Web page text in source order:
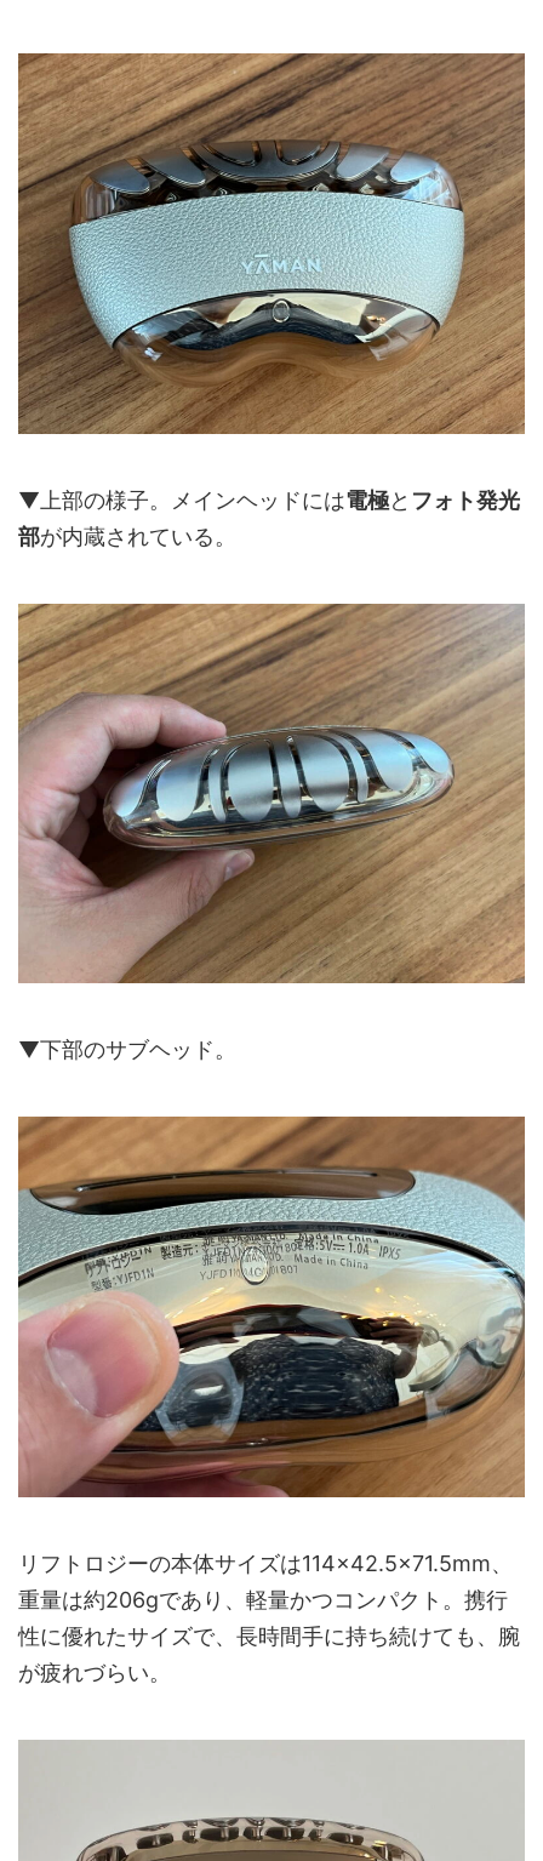
▼上部の様子。メインヘッドには電極と フォト発光
部が内蔵されている。
▼下部のサブヘッド。
リフトロジーの本体サイズは114×42.5×71.5mm、
重量は約206gであり、軽量かつコンパクト。携行
性に優れたサイズで、長時間手に持ち続けても、腕
が疲れづらい。